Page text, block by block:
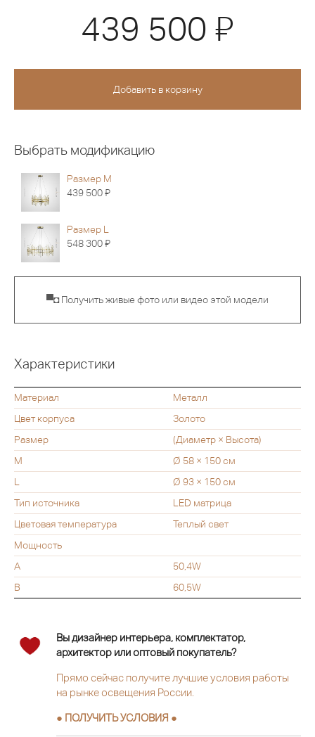
439 500 Я
Выбрать модификацию
Размер M
439 500Я
Размер L
548 300Я
▀◘ Получить живые фото или видео этой модели
Характеристики
Материал
Металл
Цвет корпуса
Золото
Размер
(Диаметр × Высота)
M
Ø 58 × 150 см
L
Ø 93 × 150 см
Тип источника
LED матрица
Цветовая температура
Теплый свет
Мощность
A
50,4W
B
60,5W
Вы дизайнер интерьера, комплектатор,
архитектор или оптовый покупатель?
Прямо сейчас получите лучшие условия работы
на рынке освещения России.
● ПОЛУЧИТЬ УСЛОВИЯ ●